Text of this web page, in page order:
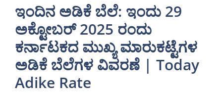
ಇಂದಿನ ಅಡಿಕೆ ಬೆಲೆ: ಇಂದು 29
ಅಕ್ಟೋಬರ್ 2025 ರಂದು
ಕರ್ನಾಟಕದ ಮುಖ್ಯ ಮಾರುಕಟ್ಟೆಗಳ
ಅಡಿಕೆ ಬೆಲೆಗಳ ವಿವರಣೆ | Today
Adike Rate